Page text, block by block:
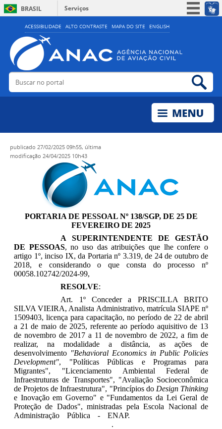
ACESSIBILIDADE ALTO CONTRASTE MAPA DO SITE ENGLISH
BRASIL
Serviços
Simplifique!
Acesso à informação
Legislação
Buscar no portal
publicado 27/02/2025 09h55, última
modificação 24/04/2025 10h43
PORTARIA DE PESSOAL Nº 138/SGP, DE 25 DE
FEVEREIRO DE 2025
A SUPERINTENDENTE DE GESTÃO
DE PESSOAS, no uso das atribuições que lhe confere o
artigo 1º, inciso IX, da Portaria nº 3.319, de 24 de outubro de
2018, e considerando o que consta do processo nº
00058.102742/2024-99,
RESOLVE:
Art. 1º Conceder a PRISCILLA BRITO
SILVA VIEIRA, Analista Administrativo, matrícula SIAPE nº
1509403, licença para capacitação, no período de 22 de abril
a 21 de maio de 2025, referente ao período aquisitivo de 13
de novembro de 2017 a 11 de novembro de 2022, a fim de
realizar, na modalidade a distância, as ações de
desenvolvimento "Behavioral Economics in Public Policies
Development", "Políticas Públicas e Programas para
Migrantes", "Licenciamento Ambiental Federal de
Infraestruturas de Transportes", "Avaliação Socioeconômica
de Projetos de Infraestrutura", "Princípios do Design Thinking
e Inovação em Governo" e "Fundamentos da Lei Geral de
Proteção de Dados", ministradas pelaEscola Nacional de
Administração Pública - ENAP.
.